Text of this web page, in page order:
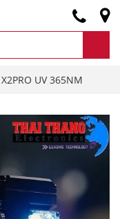
UV 365NM